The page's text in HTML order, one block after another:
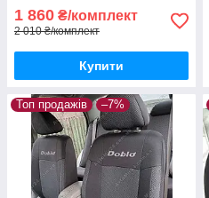
1 860 ₴/комплект
2 010 ₴/комплект
Купити
Топ продажів –7%